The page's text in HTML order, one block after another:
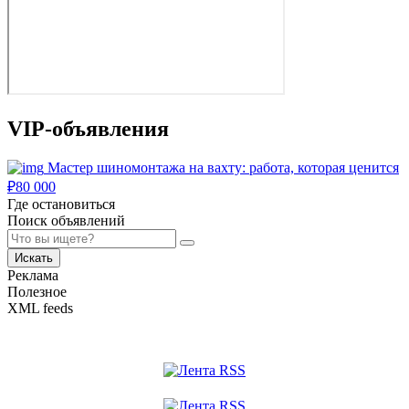
VIP-объявления
Мастер шиномонтажа на вахту: работа, которая ценится
₽80 000
Где остановиться
Поиск объявлений
Искать
Реклама
Полезное
XML feeds